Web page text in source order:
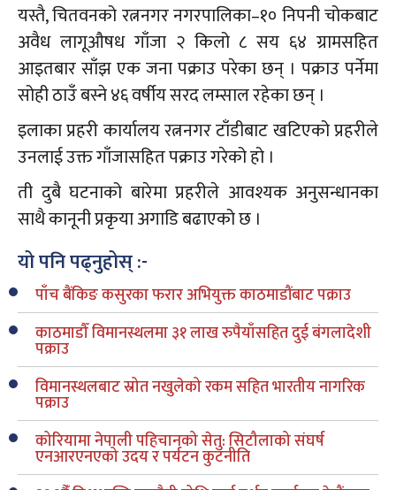
यस्तै, चितवनको रत्ननगर नगरपालिका–१० निपनी चोकबाट
अवैध लागूऔषध गाँजा २ किलो ८ सय ६४ ग्रामसहित
आइतबार साँझ एक जना पक्राउ परेका छन् । पक्राउ पर्नेमा
सोही ठाउँ बस्ने ४६ वर्षीय सरद लम्साल रहेका छन् ।
इलाका प्रहरी कार्यालय रत्ननगर टाँडीबाट खटिएको प्रहरीले
उनलाई उक्त गाँजासहित पक्राउ गरेको हो ।
ती दुबै घटनाको बारेमा प्रहरीले आवश्यक अनुसन्धानका
साथै कानूनी प्रकृया अगाडि बढाएको छ ।
यो पनि पढ्नुहोस् :-
पाँच बैंकिङ कसुरका फरार अभियुक्त काठमाडौंबाट पक्राउ
काठमाडौँ विमानस्थलमा ३१ लाख रुपैयाँसहित दुई बंगलादेशी
पक्राउ
विमानस्थलबाट स्रोत नखुलेको रकम सहित भारतीय नागरिक
पक्राउ
कोरियामा नेपाली पहिचानको सेतु: सिटौलाको संघर्ष
एनआरएनएको उदय र पर्यटन कुटनीति